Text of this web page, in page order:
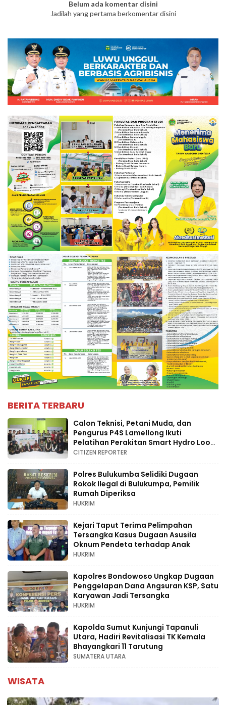
Belum ada komentar disini
Jadilah yang pertama berkomentar disini
BERITA TERBARU
Calon Teknisi, Petani Muda, dan
Pengurus P4S Lamellong Ikuti
Pelatihan Perakitan Smart Hydro Loop
di Desa Kajaolaliddong
CITIZEN REPORTER
Polres Bulukumba Selidiki Dugaan
Rokok Ilegal di Bulukumpa, Pemilik
Rumah Diperiksa
HUKRIM
Kejari Taput Terima Pelimpahan
Tersangka Kasus Dugaan Asusila
Oknum Pendeta terhadap Anak
HUKRIM
Kapolres Bondowoso Ungkap Dugaan
Penggelapan Dana Angsuran KSP, Satu
Karyawan Jadi Tersangka
HUKRIM
Kapolda Sumut Kunjungi Tapanuli
Utara, Hadiri Revitalisasi TK Kemala
Bhayangkari 11 Tarutung
SUMATERA UTARA
WISATA